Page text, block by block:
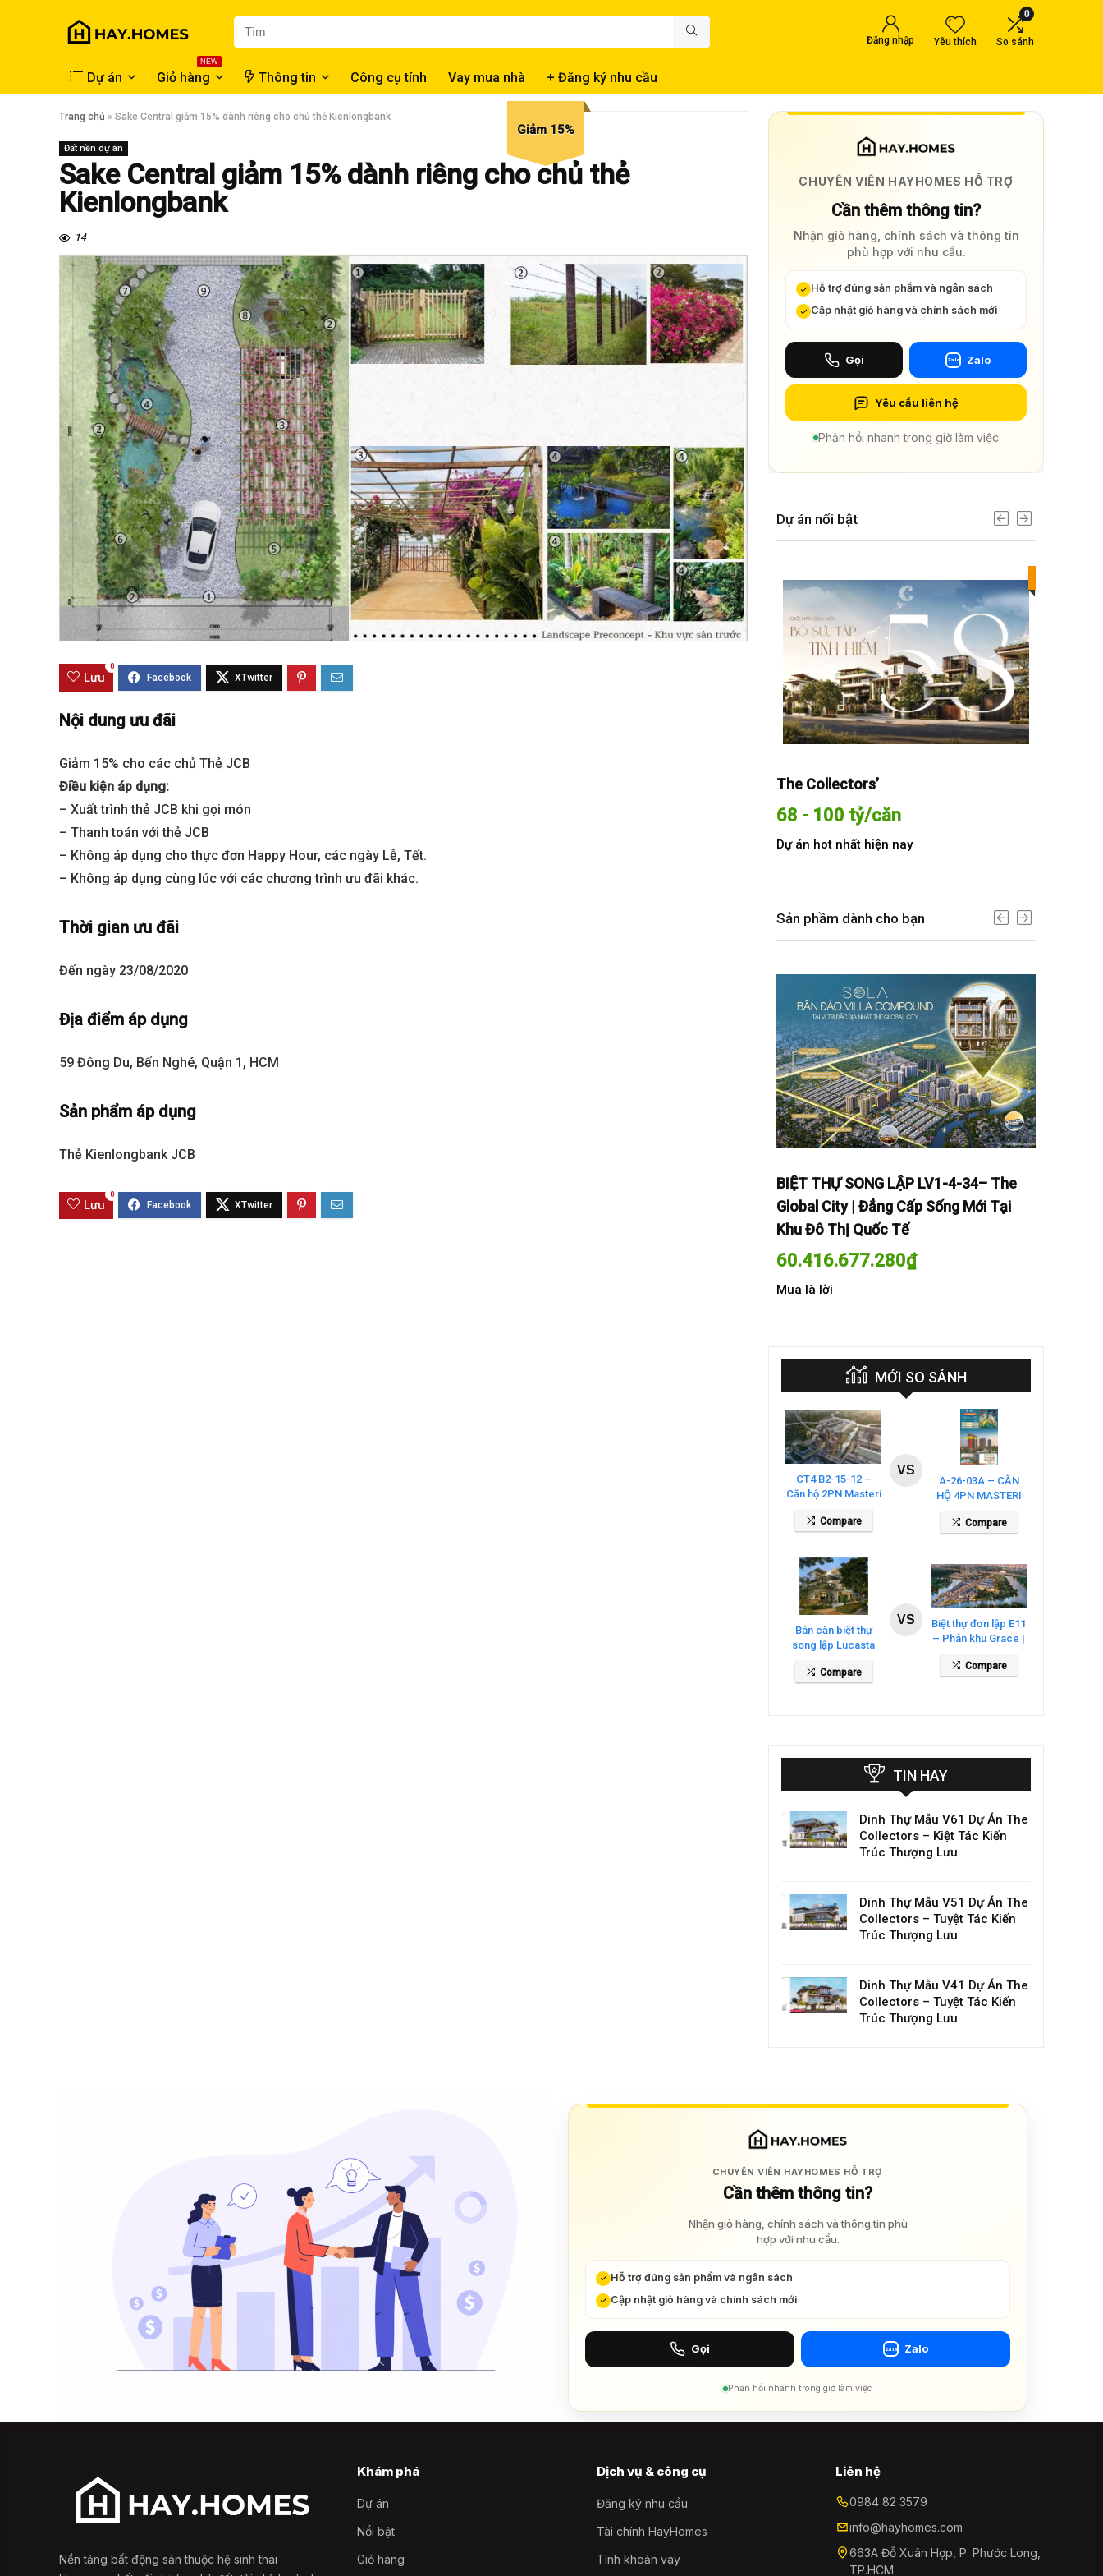
Đăng nhập Yêu thích
0
So sánh
Dự án
NEW
Giỏ hàng Thông tin Công cụ tính Vay mua nhà + Đăng ký nhu cầu
Giảm 15%
Trang chủ » Sake Central giảm 15% dành riêng cho chủ thẻ Kienlongbank
Đất nền dự án
Sake Central giảm 15% dành riêng cho chủ thẻ
Kienlongbank
14
Lưu
0
Nội dung ưu đãi
Giảm 15% cho các chủ Thẻ JCB
Điều kiện áp dụng:
– Xuất trình thẻ JCB khi gọi món
– Thanh toán với thẻ JCB
– Không áp dụng cho thực đơn Happy Hour, các ngày Lễ, Tết.
– Không áp dụng cùng lúc với các chương trình ưu đãi khác.
Thời gian ưu đãi
Đến ngày 23/08/2020
Địa điểm áp dụng
59 Đông Du, Bến Nghé, Quận 1, HCM
Sản phẩm áp dụng
Thẻ Kienlongbank JCB
Lưu
0
CHUYÊN VIÊN HAYHOMES HỖ TRỢ
Cần thêm thông tin?
Nhận giỏ hàng, chính sách và thông tin
phù hợp với nhu cầu.
Hỗ trợ đúng sản phẩm và ngân sách
Cập nhật giỏ hàng và chính sách mới
Gọi Zalo Zalo
Yêu cầu liên hệ
Phản hồi nhanh trong giờ làm việc
Dự án nổi bật
The Global City
68 tỷ/căn
The Collectors’
68 - 100 tỷ/căn
Dự án hot nhất hiện nay
Sản phầm dành cho bạn
Global City | Đẳng Cấp Sống Mới Tại
BIỆT THỰ SONG LẬP LV1-4-34– The
Global City | Đẳng Cấp Sống Mới Tại
Khu Đô Thị Quốc Tế
60.416.677.280₫
Mua là lời
MỚI SO SÁNH
CT4 B2-15-12 –
Căn hộ 2PN Masteri
Compare
VS
A-26-03A – CĂN
HỘ 4PN MASTERI
COSMO CENTRAL
– THE GLOBAL
Compare
Bán căn biệt thự
song lập Lucasta
Villa – DT 175m2
giá 26 tỷ
Compare
VS
Biệt thự đơn lập E11
– Phân khu Grace |
Waters
Compare
TIN HAY
Dinh Thự Mẫu V61 Dự Án The
Collectors – Kiệt Tác Kiến
Trúc Thượng Lưu
Dinh Thự Mẫu V51 Dự Án The
Collectors – Tuyệt Tác Kiến
Trúc Thượng Lưu
Dinh Thự Mẫu V41 Dự Án The
Collectors – Tuyệt Tác Kiến
Trúc Thượng Lưu
CHUYÊN VIÊN HAYHOMES HỖ TRỢ
Cần thêm thông tin?
Nhận giỏ hàng, chính sách và thông tin phù
hợp với nhu cầu.
Hỗ trợ đúng sản phẩm và ngân sách
Cập nhật giỏ hàng và chính sách mới
Gọi Zalo Zalo
Phản hồi nhanh trong giờ làm việc
Nền tảng bất động sản thuộc hệ sinh thái
Khám phá
Dự án
Nổi bật
Giỏ hàng
Dịch vụ & công cụ
Đăng ký nhu cầu
Tài chính HayHomes
Tính khoản vay
Liên hệ
0984 82 3579
info@hayhomes.com
663A Đỗ Xuân Hợp, P. Phước Long,
TP.HCM